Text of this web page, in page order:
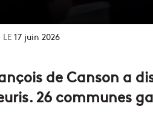
17 juin 2026
de Canson a
26 communes